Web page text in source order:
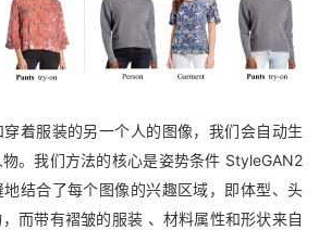
着服装的另一个人的图像，我们会自动生
。我们方法的核心是姿势条件 StyleGAN2
结合了每个图像的兴趣区域，即体型、头
而带有褶皱的服装 、材料属性和形状来自